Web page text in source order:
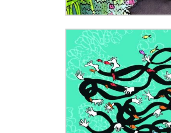
„Złamane tabu”. Wobec
10 najsilniejszych,
Bronisław Komorowski:
Wiceszef MSWiA Czesław